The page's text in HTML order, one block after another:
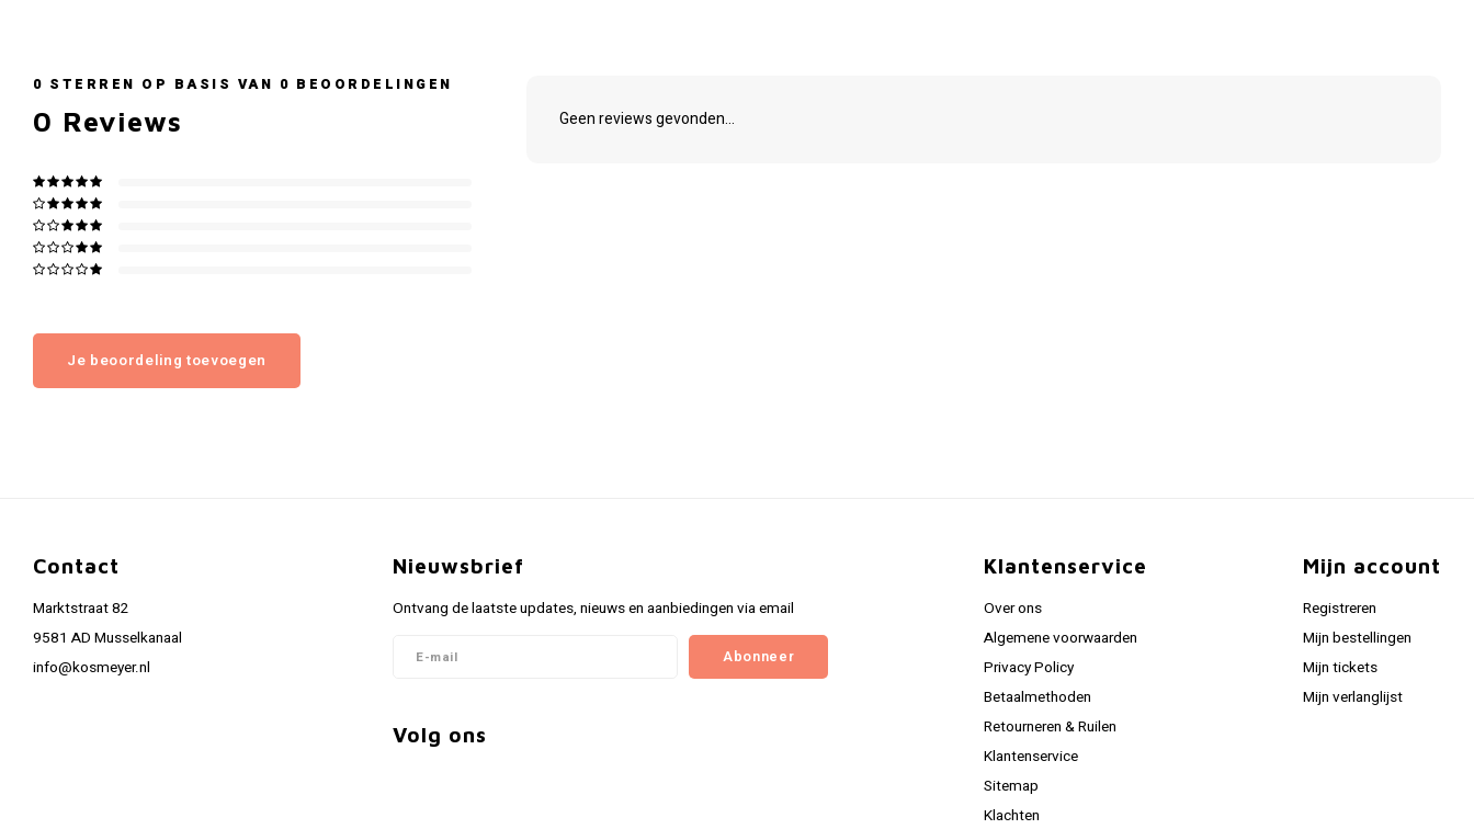
0 STERREN OP BASIS VAN 0 BEOORDELINGEN
0 Reviews
Je beoordeling toevoegen
Geen reviews gevonden...
Contact
Marktstraat 82
9581 AD Musselkanaal
info@kosmeyer.nl
Nieuwsbrief
Ontvang de laatste updates, nieuws en aanbiedingen via email
Abonneer
Volg ons
Klantenservice
Over ons
Algemene voorwaarden
Privacy Policy
Betaalmethoden
Retourneren & Ruilen
Klantenservice
Sitemap
Klachten
Mijn account
Registreren
Mijn bestellingen
Mijn tickets
Mijn verlanglijst